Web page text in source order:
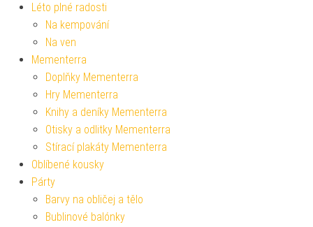
Léto plné radosti
Na kempování
Na ven
Mementerra
Doplňky Mementerra
Hry Mementerra
Knihy a deníky Mementerra
Otisky a odlitky Mementerra
Stírací plakáty Mementerra
Oblíbené kousky
Párty
Barvy na obličej a tělo
Bublinové balónky